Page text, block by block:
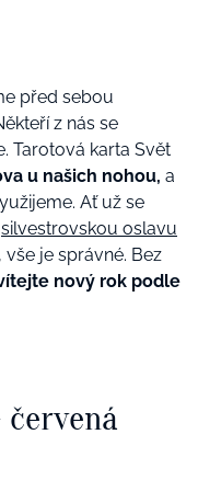
před sebou
z nás se
Tarotová karta Svět
u našich nohou, a
Ať už se
silvestrovskou oslavu
vše je správné. Bez
nový rok podle